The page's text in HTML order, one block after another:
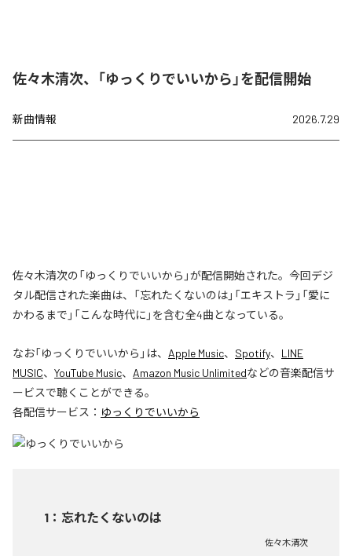
佐々木清次、「ゆっくりでいいから」を配信開始
新曲情報 2026.7.29
佐々木清次の「ゆっくりでいいから」が配信開始された。今回デジ
タル配信された楽曲は、「忘れたくないのは」「エキストラ」「愛に
かわるまで」「こんな時代に」を含む全4曲となっている。
なお「ゆっくりでいいから 」は、 Apple Music、 Spotify、 LINE
MUSIC、 YouTube Music、 Amazon Music Unlimitedなどの音楽配信サ
ービスで聴くことができる。
各配信サービス： ゆっくりでいいから
1 ： 忘れたくないのは
佐々木清次